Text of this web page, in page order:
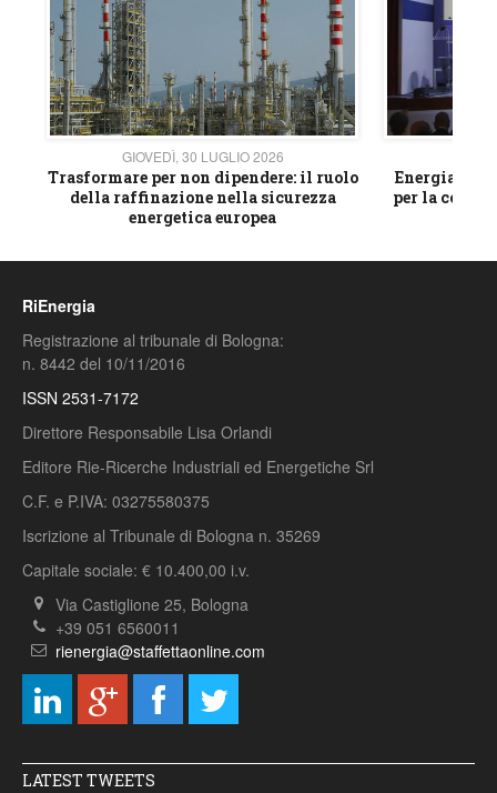
GIOVEDÌ, 30 LUGLIO 2026
Trasformare per non dipendere: il ruolo
della raffinazione nella sicurezza
energetica europea
Energia e
per la
RiEnergia
Registrazione al tribunale di Bologna:
n. 8442 del 10/11/2016
ISSN 2531-7172
Direttore Responsabile Lisa Orlandi
Editore Rie-Ricerche Industriali ed Energetiche Srl
C.F. e P.IVA: 03275580375
Iscrizione al Tribunale di Bologna n. 35269
Capitale sociale: € 10.400,00 i.v.
Via Castiglione 25, Bologna
+39 051 6560011
rienergia@staffettaonline.com
LATEST TWEETS